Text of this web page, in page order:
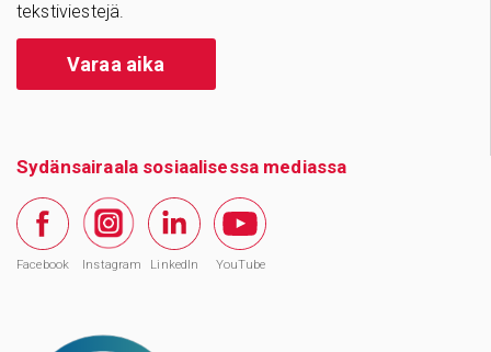
tekstiviestejä.
Varaa aika
Sydänsairaala sosiaalisessa mediassa
Facebook Instagram LinkedIn YouTube